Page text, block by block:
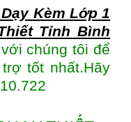
Kèm Lớp 1
Tỉnh Bình
chúng tôi để
tốt nhất.Hãy